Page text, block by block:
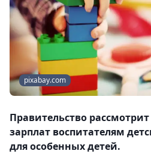
pixabay.com
Правительство
зарплат воспитателям
для особенных детей.